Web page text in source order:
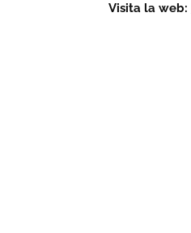
Visita la web: